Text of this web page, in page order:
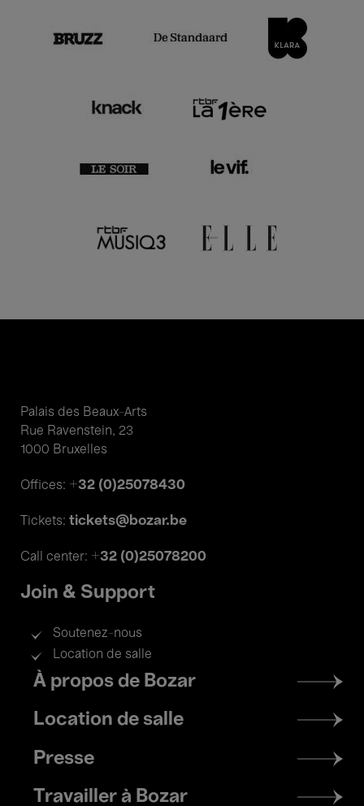
Palais des Beaux-Arts
Rue Ravenstein, 23
1000 Bruxelles
Offices: +32 (0)25078430
Tickets: tickets@bozar.be
Call center: +32 (0)25078200
Join & Support
Soutenez-nous
Location de salle
Footer
menu
À propos de Bozar
Location de salle
Presse
Travailler à Bozar